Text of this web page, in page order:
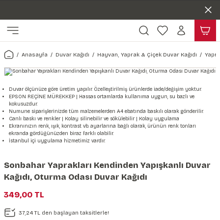
Harita & Şehir Duvar Kağıdı
Türkiye Serisi Duvar Kağıdı
Şehir & Ülke Duvar Kağıdı
Duvar Kağıdı
Çiçek Duvar Kağıdı
Hayvan, Yaprak & Çiçek
Yaprak Desenli Duvar Kağıdı
Hayvan Duvar Kağıdı
Kağıdı
Doğa & Manza Duvar Kağıdı
Manzara Duvar Kağıdı
Orman Duvar Kağıdı
Uzay Duvar Kağıdı
Tasarım & Sanatsal Duvar
Sanat Duvar Kağıdı
Geometrik Duvar Kağıdı
Müzik Duvar Kağıdı
Araba Duvar Kağıdı
Sağlık Duvar Kağıdı
Taş Desenli Duvar Kağıdı
Ahşap, Mermer & Taş
Mermer Desenli Duvar Kağıdı
Taş Desenli Duvar Kağıdı
Ahşap Desenli Duvar Kağıdı
Kağıdı Stickeri
Seti
Sticker Seti
Anasayfa Duvar Kağıdı Hayvan, Yaprak & Çiçek Duvar Kağıdı
Duvar ölçünüze göre üretim yapılır. Özelleştirilmiş ürünlerde iade/değişim yoktur.
EPSON REÇİNE MÜREKKEP | Hassas ortamlarda kullanıma uygun, su bazlı ve
kokusuzdur.
Numune siparişlerinizde tüm malzemelerden A4 ebatında baskılı olarak gönderilir.
Canlı baskı ve renkler | Kolay silinebilir ve sökülebilir | Kolay uygulama
Ekranınızın renk, ışık, kontrast vb. ayarlarına bağlı olarak, ürünün renk tonları
ekranda gördüğünüzden biraz farklı olabilir.
İstanbul içi uygulama hizmetimiz vardır.
Sonbahar Yaprakları Kendinden Yapışkanlı Duvar
Kağıdı, Oturma Odası Duvar Kağıdı
349,00 TL
37,24 TL den başlayan taksitlerle!